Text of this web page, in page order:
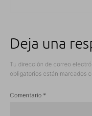
Deja una
Tu dirección de correo
obligatorios están marcados
Comentario *